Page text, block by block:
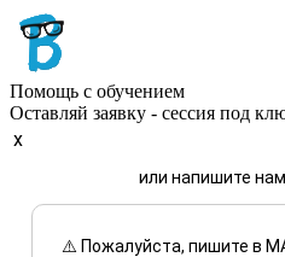
Помощь с обучением
Оставляй заявку - сессия под
x
или напишите
⚠️ Пожалуйста, пишите в